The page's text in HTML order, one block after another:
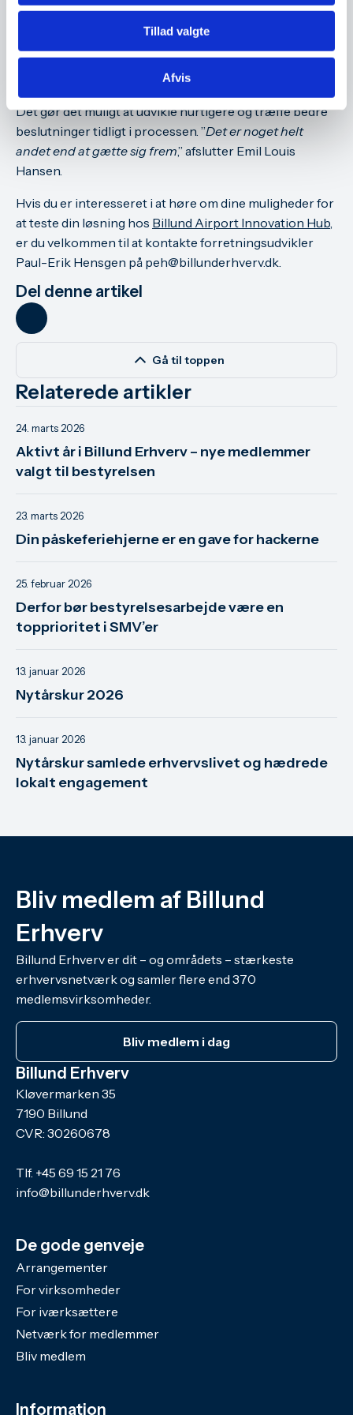
Tillad valgte
Afvis
betyder, at idéer ikke forbliver antagelser – men
afprøves i den daglige drift. Her får startups adgang til
miljøet, data og de mennesker, der skal bruge løsningen.
Det gør det muligt at udvikle hurtigere og træffe bedre
beslutninger tidligt i processen. ”Det er noget helt
andet end at gætte sig frem,” afslutter Emil Louis
Hansen.
Hvis du er interesseret i at høre om dine muligheder for
at teste din løsning hos Billund Airport Innovation Hub,
er du velkommen til at kontakte forretningsudvikler
Paul-Erik Hensgen på peh@billunderhverv.dk.
Del denne artikel
Gå til toppen
Relaterede artikler
Aktivt år i Billund Erhverv – nye medlemmer
valgt til bestyrelsen
24. marts 2026
Din påskeferiehjerne er en gave for hackerne
23. marts 2026
Derfor bør bestyrelsesarbejde være en
topprioritet i SMV’er
25. februar 2026
Nytårskur 2026
13. januar 2026
Nytårskur samlede erhvervslivet og hædrede
lokalt engagement
13. januar 2026
Bliv medlem af Billund
Erhverv
Billund Erhverv er dit – og områdets – stærkeste
erhvervsnetværk og samler flere end 370
medlemsvirksomheder.
Bliv medlem i dag
Billund Erhverv
Kløvermarken 35
7190 Billund
CVR: 30260678
Tlf. +45 69 15 21 76
info@billunderhverv.dk
De gode genveje
Arrangementer
For virksomheder
For iværksættere
Netværk for medlemmer
Bliv medlem
Information